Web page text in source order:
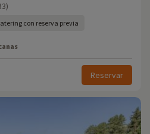
con reserva previa
Reservar